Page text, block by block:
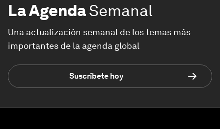
La AgendaSemanal
Una actualización semanal de los temas más
importantes de la agenda global
Suscríbete hoy